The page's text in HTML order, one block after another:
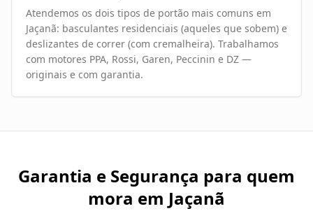
Atendemos os dois tipos de portão mais comuns em
Jaçanã: basculantes residenciais (aqueles que sobem) e
deslizantes de correr (com cremalheira). Trabalhamos
com motores PPA, Rossi, Garen, Peccinin e DZ —
originais e com garantia.
Garantia e Segurança para quem
mora em Jaçanã